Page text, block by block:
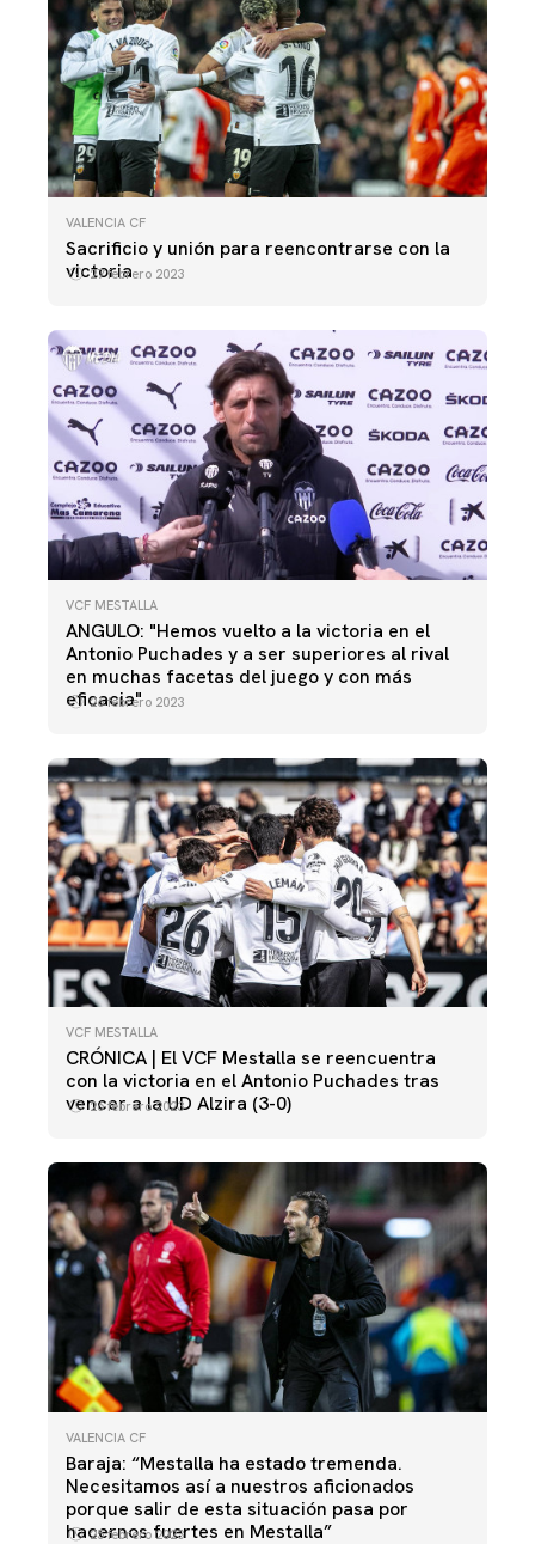
VALENCIA CF
Sacrificio y unión para reencontrarse con la
victoria
27 febrero 2023
VCF MESTALLA
ANGULO: "Hemos vuelto a la victoria en el
Antonio Puchades y a ser superiores al rival
en muchas facetas del juego y con más
eficacia"
26 febrero 2023
VCF MESTALLA
CRÓNICA | El VCF Mestalla se reencuentra
con la victoria en el Antonio Puchades tras
vencer a la UD Alzira (3-0)
26 febrero 2023
VALENCIA CF
Baraja: “Mestalla ha estado tremenda.
Necesitamos así a nuestros aficionados
porque salir de esta situación pasa por
hacernos fuertes en Mestalla”
25 febrero 2023